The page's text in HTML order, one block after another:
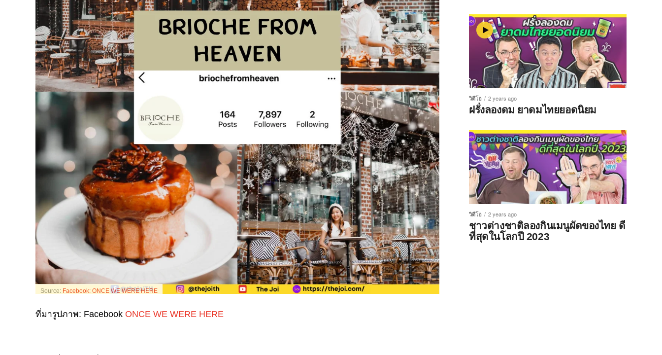
Source: Facebook: ONCE WE WERE HERE
ที่มารูปภาพ: Facebook ONCE WE WERE HERE
วิดีโอ 2 years ago
ฝรั่งลองดม ยาดมไทยยอดนิยม
วิดีโอ 2 years ago
ชาวต่างชาติลองกินเมนูผัดของไทย ดี
ที่สุดในโลกปี 2023